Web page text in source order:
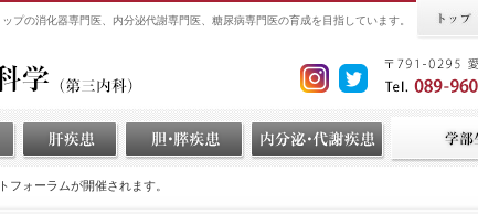
プの消化器専門医、内分泌代謝専門医、糖尿病専門医の育成を目指しています。
フォーラムが開催されます。